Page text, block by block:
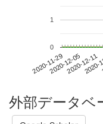
2020-11-292020-12-052020-12-11
0
1
外部データベ